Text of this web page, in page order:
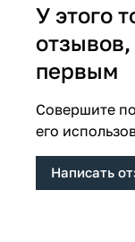
У этого
первым
Совершите
его
Написать